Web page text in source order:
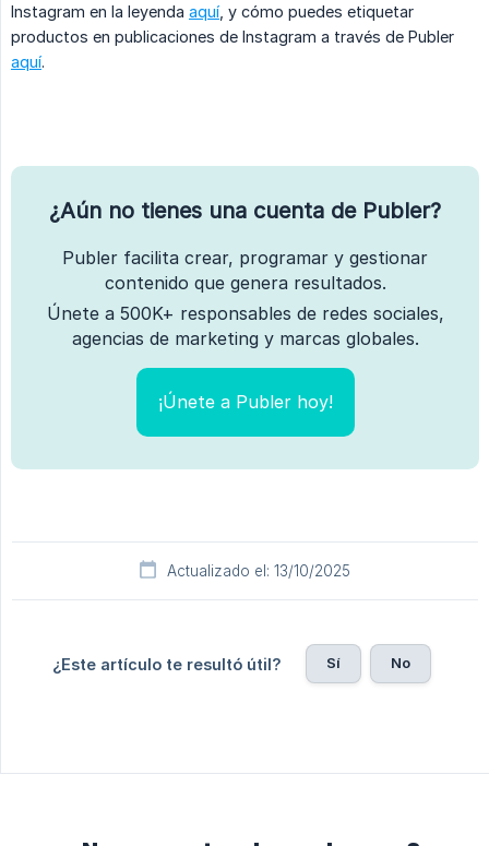
Instagram en la leyenda aquí , y cómo puedes etiquetar
productos en publicaciones de Instagram a través de Publer
aquí.
¿Aún no tienes una cuenta de Publer?
Publer facilita crear, programar y gestionar
contenido que genera resultados.
Únete a 500K+ responsables de redes sociales,
agencias de marketing y marcas globales.
¡Únete a Publer hoy!
Actualizado el: 13/10/2025
¿Este artículo te resultó útil? Sí No